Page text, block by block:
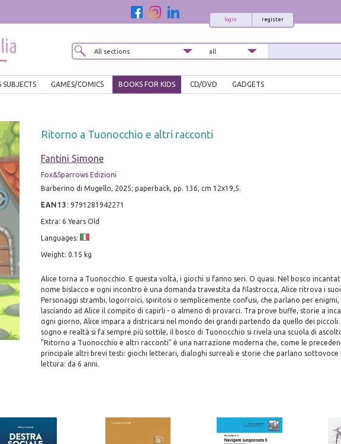
register
login
SUBJECTS GAMES/COMICS BOOKS FOR KIDS CD/DVD GADGETS
Ritorno a Tuonocchio e altri racconti
Fantini Simone
Fox&Sparrows Edizioni
Barberino di Mugello, 2025; paperback, pp. 136, cm 12x19,5.
EAN13 : 9791281942271
Extra: 6 Years Old
Languages:
Weight: 0.15 kg
Alice torna a Tuonocchio. E questa volta, i giochi si fanno seri. O quasi. Nel bosco
nome bislacco e ogni incontro è una domanda travestita da filastrocca, Alice ritrova i suoi
Personaggi strambi, logorroici, spiritosi o semplicemente confusi, che parlano per
lasciando ad Alice il compito di capirli - o almeno di provarci. Tra prove buffe, storie a
ogni giorno, Alice impara a districarsi nel mondo dei grandi partendo da quello dei
sogno e realtà si fa sempre più sottile, il bosco di Tuonocchio si rivela una scuola di
"Ritorno a Tuonocchio e altri racconti" è una narrazione moderna che, come le
principale altri brevi testi: giochi letterari, dialoghi surreali e storie che parlano sottovoce
lettura: da 6 anni.